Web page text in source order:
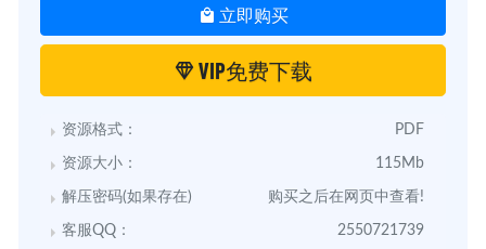
立即购买
VIP免费下载
资源格式： PDF
资源大小： 115Mb
解压密码(如果存在) 购买之后在网页中查看!
客服QQ： 2550721739